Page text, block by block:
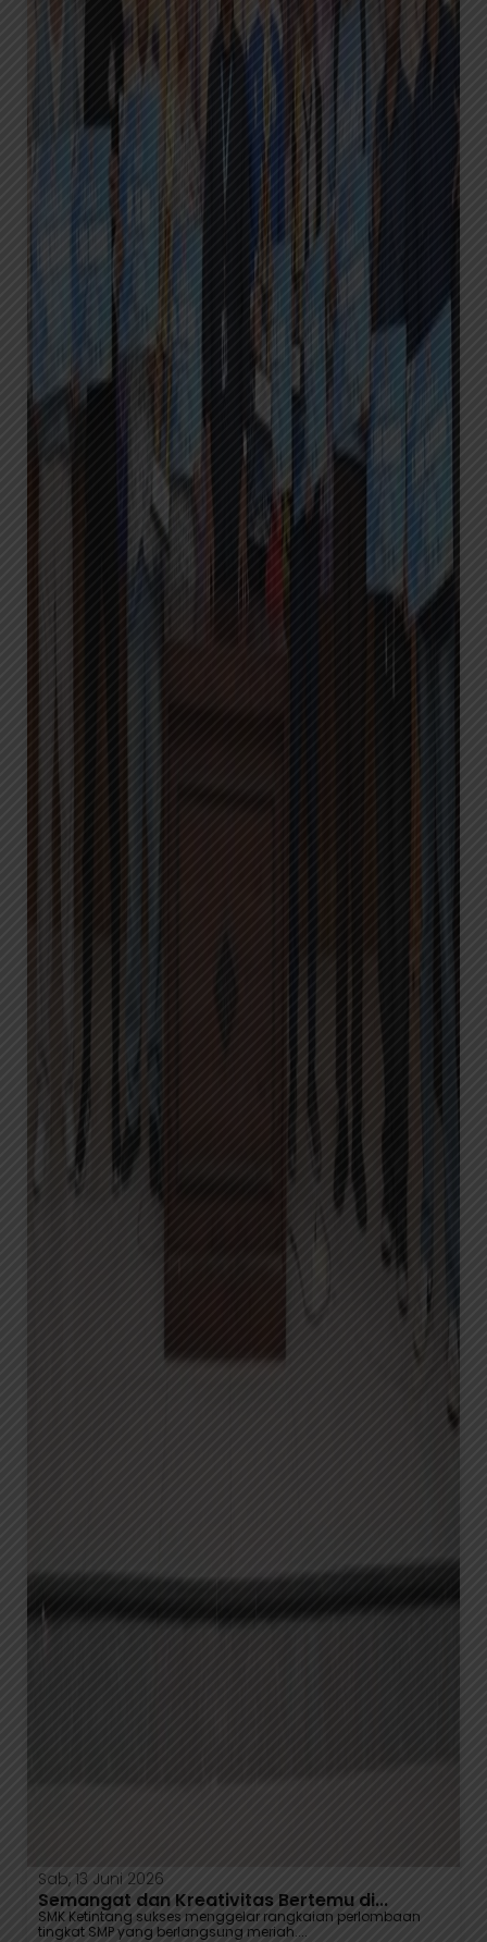
Sab, 13 Juni 2026
Semangat dan Kreativitas Bertemu di...
SMK Ketintang sukses menggelar rangkaian perlombaan
tingkat SMP yang berlangsung meriah....